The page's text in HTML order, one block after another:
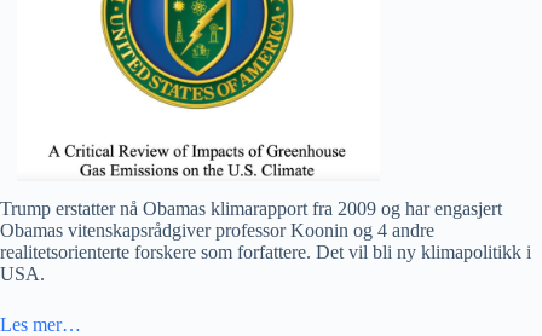
Trump erstatter nå Obamas klimarapport fra 2009 og har engasjert
Obamas vitenskapsrådgiver professor Koonin og 4 andre
realitetsorienterte forskere som forfattere. Det vil bli ny klimapolitikk i
USA.
Les mer…